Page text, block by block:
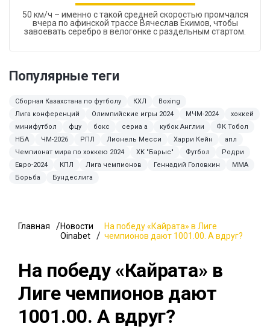
50 км/ч – именно с такой средней скоростью промчался
вчера по афинской трассе Вячеслав Екимов, чтобы
завоевать серебро в велогонке с раздельным стартом.
Популярные теги
Сборная Казахстана по футболу КХЛ
Boxing
Лига конференций
Олимпийские игры 2024 МЧМ-2024
хоккей
минифутбол
фцу бокс сериа а кубок Англии
ФК Тобол
НБА
ЧМ-2026 РПЛ Лионель Месси Харри Кейн
апл
Чемпионат мира по хоккею 2024
ХК "Барыс" Футбол
Родри
Евро-2024
КПЛ Лига чемпионов Геннадий Головкин
ММА
Борьба
Бундеслига
Главная
Новости
Oinabet
На победу «Кайрата» в Лиге
чемпионов дают 1001.00. А вдруг?
На победу «Кайрата» в
Лиге чемпионов дают
1001.00. А вдруг?